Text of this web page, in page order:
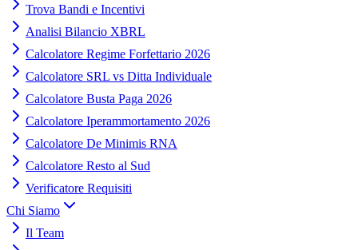
Trova Bandi e Incentivi
Analisi Bilancio XBRL
Calcolatore Regime Forfettario 2026
Calcolatore SRL vs Ditta Individuale
Calcolatore Busta Paga 2026
Calcolatore Iperammortamento 2026
Calcolatore De Minimis RNA
Calcolatore Resto al Sud
Verificatore Requisiti
Chi Siamo
Il Team